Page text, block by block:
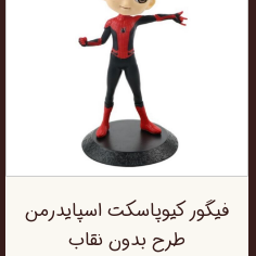
فیگور کیوپاسکت اسپایدرمن
طرح بدون نقاب